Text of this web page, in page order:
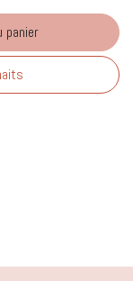
panier